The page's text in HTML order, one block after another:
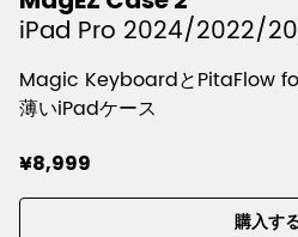
iPad Pro 2024/2022/
Magic KeyboardとPitaFlow
薄いiPadケース
¥8,999
購入す